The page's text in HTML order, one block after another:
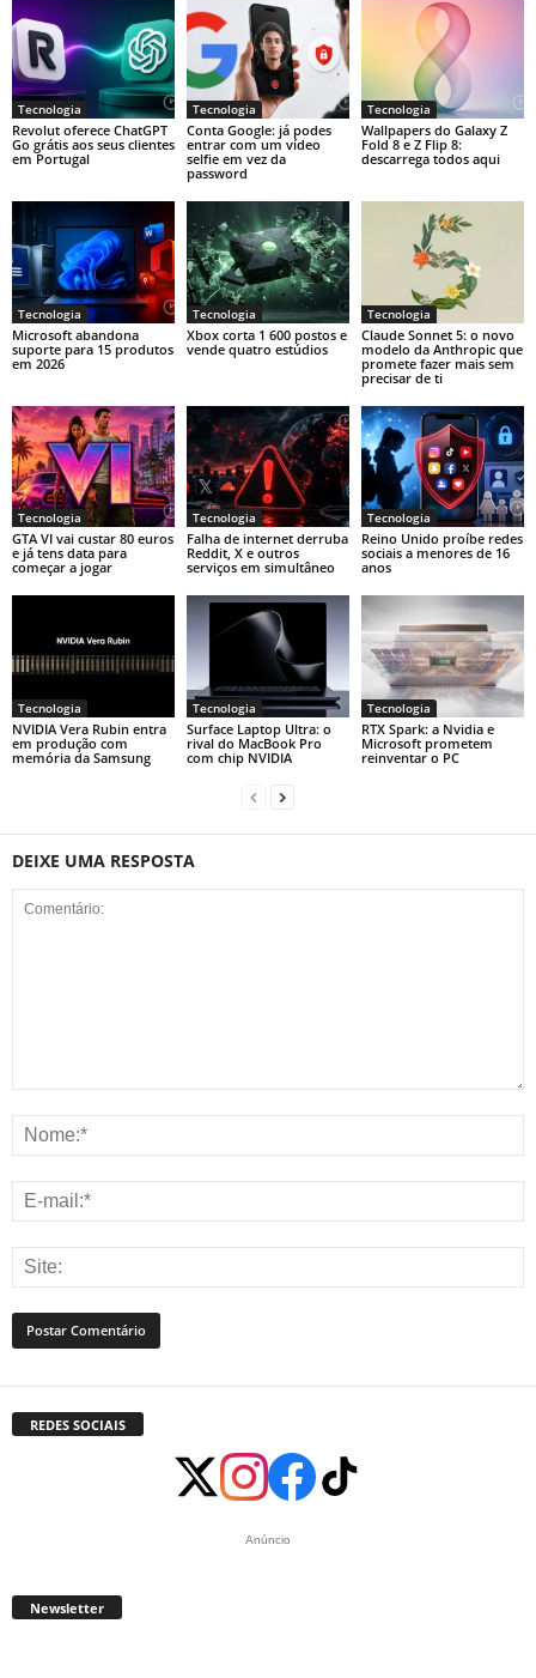
Tecnologia
Revolut oferece ChatGPT
Go grátis aos seus clientes
em Portugal
Tecnologia
Conta Google: já podes
entrar com um vídeo
selfie em vez da
password
Tecnologia
Wallpapers do Galaxy Z
Fold 8 e Z Flip 8:
descarrega todos aqui
Tecnologia
Microsoft abandona
suporte para 15 produtos
em 2026
Tecnologia
Xbox corta 1 600 postos e
vende quatro estúdios
Tecnologia
Claude Sonnet 5: o novo
modelo da Anthropic que
promete fazer mais sem
precisar de ti
Tecnologia
GTA VI vai custar 80 euros
e já tens data para
começar a jogar
Tecnologia
Falha de internet derruba
Reddit, X e outros
serviços em simultâneo
Tecnologia
Reino Unido proíbe redes
sociais a menores de 16
anos
Tecnologia
NVIDIA Vera Rubin entra
em produção com
memória da Samsung
Tecnologia
Surface Laptop Ultra: o
rival do MacBook Pro
com chip NVIDIA
Tecnologia
RTX Spark: a Nvidia e
Microsoft prometem
reinventar o PC
DEIXE UMA RESPOSTA
REDES SOCIAIS
Anúncio
Newsletter